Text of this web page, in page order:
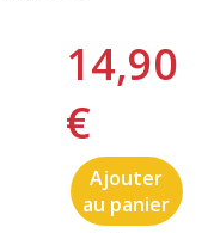
14,90
€
Ajouter
au panier